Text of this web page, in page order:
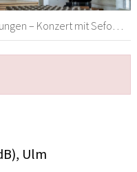
– Konzert mit Sefora Nelson, Ulm
Ulm